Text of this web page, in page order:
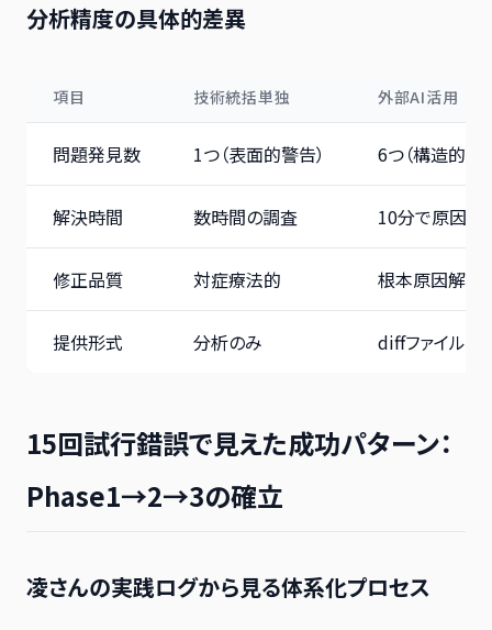
分析精度の具体的差異
項目 技術統括単独 外部AI活用
問題発見数 1つ（表面的警告） 6つ（構造的問
解決時間 数時間の調査 10分で原因特
修正品質 対症療法的 根本原因解決
提供形式 分析のみ diffファイル形
15回試行錯誤で見えた成功パターン：
Phase1→2→3の確立
凌さんの実践ログから見る体系化プロセス